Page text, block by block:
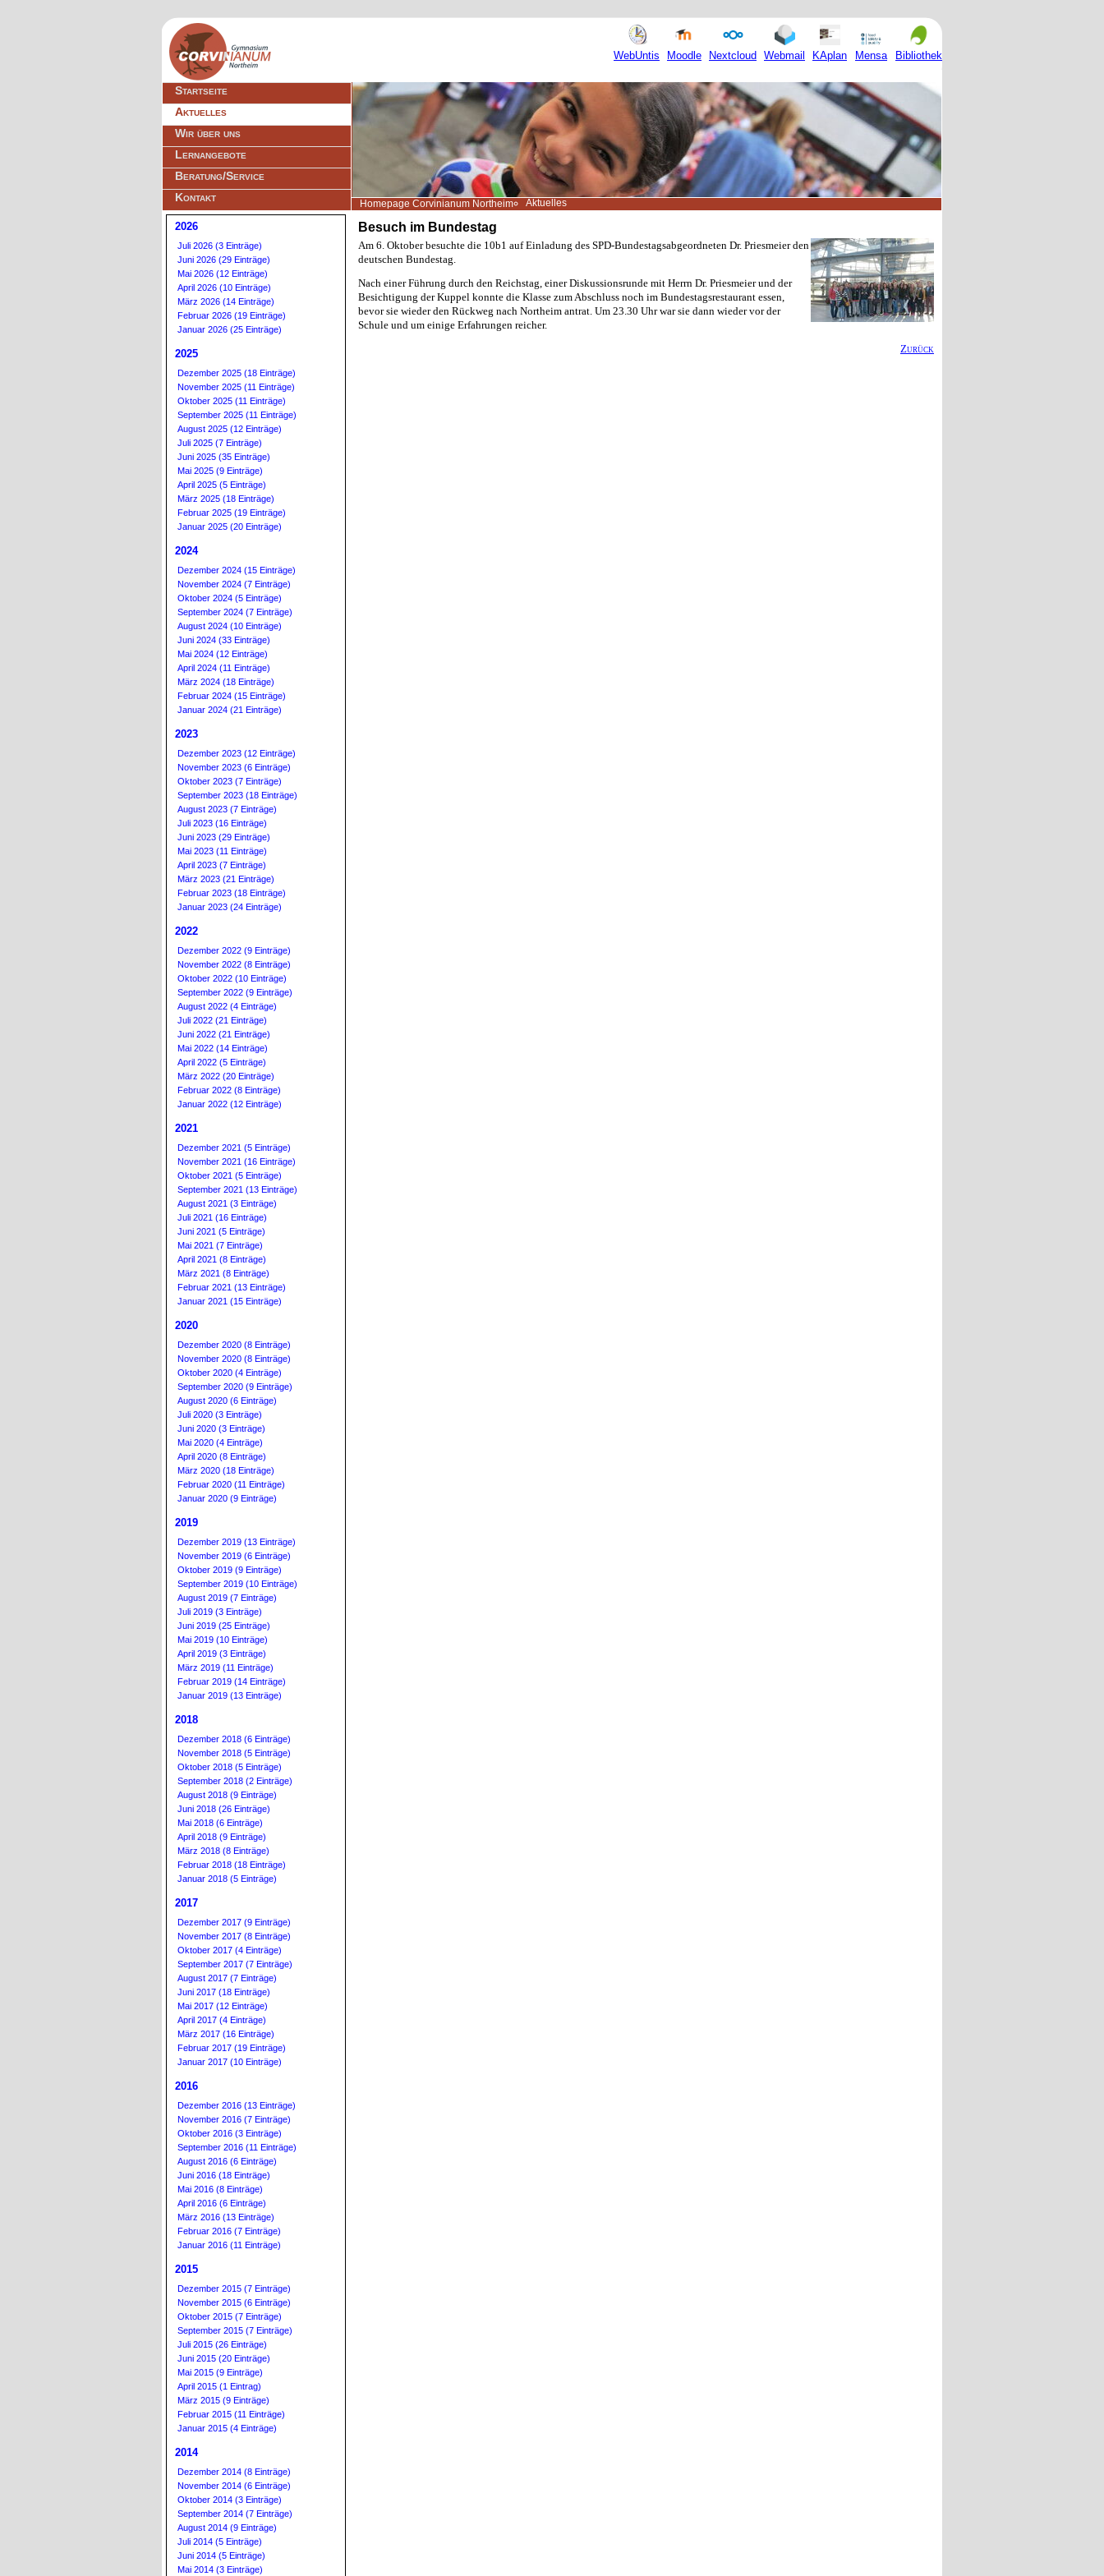
WebUntis Moodle Nextcloud Webmail KAplan Mensa Bibliothek
Navigation
überspringen
Startseite
Aktuelles
Wir über uns
Lernangebote
Beratung/Service
Kontakt
Homepage Corvinianum Northeim Aktuelles
Besuch im Bundestag
Am 6. Oktober besuchte die 10b1 auf Einladung des SPD-Bundestagsabgeordneten Dr. Priesmeier den
deutschen Bundestag.
Nach einer Führung durch den Reichstag, einer Diskussionsrunde mit Herrn Dr. Priesmeier und der
Besichtigung der Kuppel konnte die Klasse zum Abschluss noch im Bundestagsrestaurant essen,
bevor sie wieder den Rückweg nach Northeim antrat. Um 23.30 Uhr war sie dann wieder vor der
Schule und um einige Erfahrungen reicher.
Zurück
2026
Juli 2026 (3 Einträge)
Juni 2026 (29 Einträge)
Mai 2026 (12 Einträge)
April 2026 (10 Einträge)
März 2026 (14 Einträge)
Februar 2026 (19 Einträge)
Januar 2026 (25 Einträge)
2025
Dezember 2025 (18 Einträge)
November 2025 (11 Einträge)
Oktober 2025 (11 Einträge)
September 2025 (11 Einträge)
August 2025 (12 Einträge)
Juli 2025 (7 Einträge)
Juni 2025 (35 Einträge)
Mai 2025 (9 Einträge)
April 2025 (5 Einträge)
März 2025 (18 Einträge)
Februar 2025 (19 Einträge)
Januar 2025 (20 Einträge)
2024
Dezember 2024 (15 Einträge)
November 2024 (7 Einträge)
Oktober 2024 (5 Einträge)
September 2024 (7 Einträge)
August 2024 (10 Einträge)
Juni 2024 (33 Einträge)
Mai 2024 (12 Einträge)
April 2024 (11 Einträge)
März 2024 (18 Einträge)
Februar 2024 (15 Einträge)
Januar 2024 (21 Einträge)
2023
Dezember 2023 (12 Einträge)
November 2023 (6 Einträge)
Oktober 2023 (7 Einträge)
September 2023 (18 Einträge)
August 2023 (7 Einträge)
Juli 2023 (16 Einträge)
Juni 2023 (29 Einträge)
Mai 2023 (11 Einträge)
April 2023 (7 Einträge)
März 2023 (21 Einträge)
Februar 2023 (18 Einträge)
Januar 2023 (24 Einträge)
2022
Dezember 2022 (9 Einträge)
November 2022 (8 Einträge)
Oktober 2022 (10 Einträge)
September 2022 (9 Einträge)
August 2022 (4 Einträge)
Juli 2022 (21 Einträge)
Juni 2022 (21 Einträge)
Mai 2022 (14 Einträge)
April 2022 (5 Einträge)
März 2022 (20 Einträge)
Februar 2022 (8 Einträge)
Januar 2022 (12 Einträge)
2021
Dezember 2021 (5 Einträge)
November 2021 (16 Einträge)
Oktober 2021 (5 Einträge)
September 2021 (13 Einträge)
August 2021 (3 Einträge)
Juli 2021 (16 Einträge)
Juni 2021 (5 Einträge)
Mai 2021 (7 Einträge)
April 2021 (8 Einträge)
März 2021 (8 Einträge)
Februar 2021 (13 Einträge)
Januar 2021 (15 Einträge)
2020
Dezember 2020 (8 Einträge)
November 2020 (8 Einträge)
Oktober 2020 (4 Einträge)
September 2020 (9 Einträge)
August 2020 (6 Einträge)
Juli 2020 (3 Einträge)
Juni 2020 (3 Einträge)
Mai 2020 (4 Einträge)
April 2020 (8 Einträge)
März 2020 (18 Einträge)
Februar 2020 (11 Einträge)
Januar 2020 (9 Einträge)
2019
Dezember 2019 (13 Einträge)
November 2019 (6 Einträge)
Oktober 2019 (9 Einträge)
September 2019 (10 Einträge)
August 2019 (7 Einträge)
Juli 2019 (3 Einträge)
Juni 2019 (25 Einträge)
Mai 2019 (10 Einträge)
April 2019 (3 Einträge)
März 2019 (11 Einträge)
Februar 2019 (14 Einträge)
Januar 2019 (13 Einträge)
2018
Dezember 2018 (6 Einträge)
November 2018 (5 Einträge)
Oktober 2018 (5 Einträge)
September 2018 (2 Einträge)
August 2018 (9 Einträge)
Juni 2018 (26 Einträge)
Mai 2018 (6 Einträge)
April 2018 (9 Einträge)
März 2018 (8 Einträge)
Februar 2018 (18 Einträge)
Januar 2018 (5 Einträge)
2017
Dezember 2017 (9 Einträge)
November 2017 (8 Einträge)
Oktober 2017 (4 Einträge)
September 2017 (7 Einträge)
August 2017 (7 Einträge)
Juni 2017 (18 Einträge)
Mai 2017 (12 Einträge)
April 2017 (4 Einträge)
März 2017 (16 Einträge)
Februar 2017 (19 Einträge)
Januar 2017 (10 Einträge)
2016
Dezember 2016 (13 Einträge)
November 2016 (7 Einträge)
Oktober 2016 (3 Einträge)
September 2016 (11 Einträge)
August 2016 (6 Einträge)
Juni 2016 (18 Einträge)
Mai 2016 (8 Einträge)
April 2016 (6 Einträge)
März 2016 (13 Einträge)
Februar 2016 (7 Einträge)
Januar 2016 (11 Einträge)
2015
Dezember 2015 (7 Einträge)
November 2015 (6 Einträge)
Oktober 2015 (7 Einträge)
September 2015 (7 Einträge)
Juli 2015 (26 Einträge)
Juni 2015 (20 Einträge)
Mai 2015 (9 Einträge)
April 2015 (1 Eintrag)
März 2015 (9 Einträge)
Februar 2015 (11 Einträge)
Januar 2015 (4 Einträge)
2014
Dezember 2014 (8 Einträge)
November 2014 (6 Einträge)
Oktober 2014 (3 Einträge)
September 2014 (7 Einträge)
August 2014 (9 Einträge)
Juli 2014 (5 Einträge)
Juni 2014 (5 Einträge)
Mai 2014 (3 Einträge)